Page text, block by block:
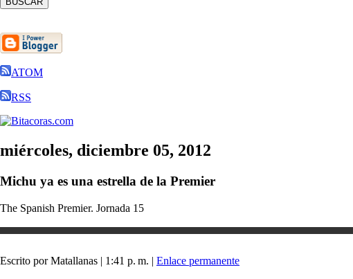
ATOM
RSS
miércoles, diciembre 05, 2012
Michu ya es una estrella de la Premier
The Spanish Premier. Jornada 15
Escrito por Matallanas | 1:41 p. m. | Enlace permanente